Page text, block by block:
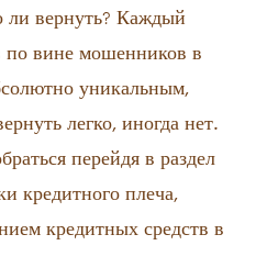
ли вернуть? Каждый
по вине мошенников в
уникальным,
легко, иногда нет.
перейдя в раздел
кредитного плеча,
кредитных средств в